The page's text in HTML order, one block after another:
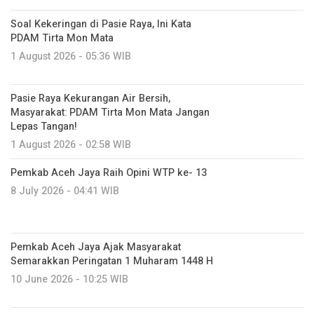
Soal Kekeringan di Pasie Raya, Ini Kata
PDAM Tirta Mon Mata
1 August 2026 - 05:36 WIB
Pasie Raya Kekurangan Air Bersih,
Masyarakat: PDAM Tirta Mon Mata Jangan
Lepas Tangan!
1 August 2026 - 02:58 WIB
Pemkab Aceh Jaya Raih Opini WTP ke- 13
8 July 2026 - 04:41 WIB
Pemkab Aceh Jaya Ajak Masyarakat
Semarakkan Peringatan 1 Muharam 1448 H
10 June 2026 - 10:25 WIB